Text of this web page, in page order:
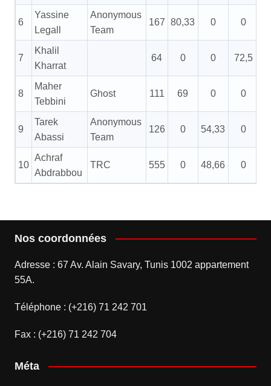
6
Yassine
Legall
Anonymous
Team
167 80,33 0 0
7
Khalil
Kharrat
64 0 0 72,5
8
Maher
Tebbini
Ghost 111 69 0 0
9
Tarek
Abassi
Anonymous
Team
126 0 54,33 0
10
Achraf
Abdrabbou
TRC 555 0 48,66 0
Nos coordonnées
Adresse : 67 Av. Alain Savary, Tunis 1002 appartement
55A.
Téléphone : (+216) 71 242 701
Fax : (+216) 71 242 704
Méta